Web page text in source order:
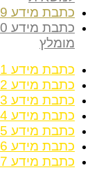
כתבת מידע 9: בדיקת ראיה לרשיון למשאית
מומלץ
כתבת מידע 1: איך מתחילים
כתבת מידע 2: תאוריה למשאית
כתבת מידע 3: מורה נהיגה למשאית מומלץ
כתבת מידע 4: רישיון נהיגה C1 לבעלי רישיון B
כתבת מידע 5: טופס ירוק לרישיון נהיגה למשאית
כתבת מידע 6: טסט על משאית
כתבת מידע 7: איך למצוא עבודה כנהג משאית